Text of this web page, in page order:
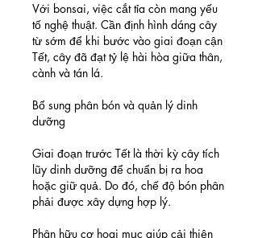
Với bonsai, việc cắt tỉa còn mang yếu
tố nghệ thuật. Cần định hình dáng cây
từ sớm để khi bước vào giai đoạn cận
Tết, cây đã đạt tỷ lệ hài hòa giữa thân,
cành và tán lá.
Bổ sung phân bón và quản lý dinh
dưỡng
Giai đoạn trước Tết là thời kỳ cây tích
lũy dinh dưỡng để chuẩn bị ra hoa
hoặc giữ quả. Do đó, chế độ bón phân
phải được xây dựng hợp lý.
Phân hữu cơ hoai mục giúp cải thiện